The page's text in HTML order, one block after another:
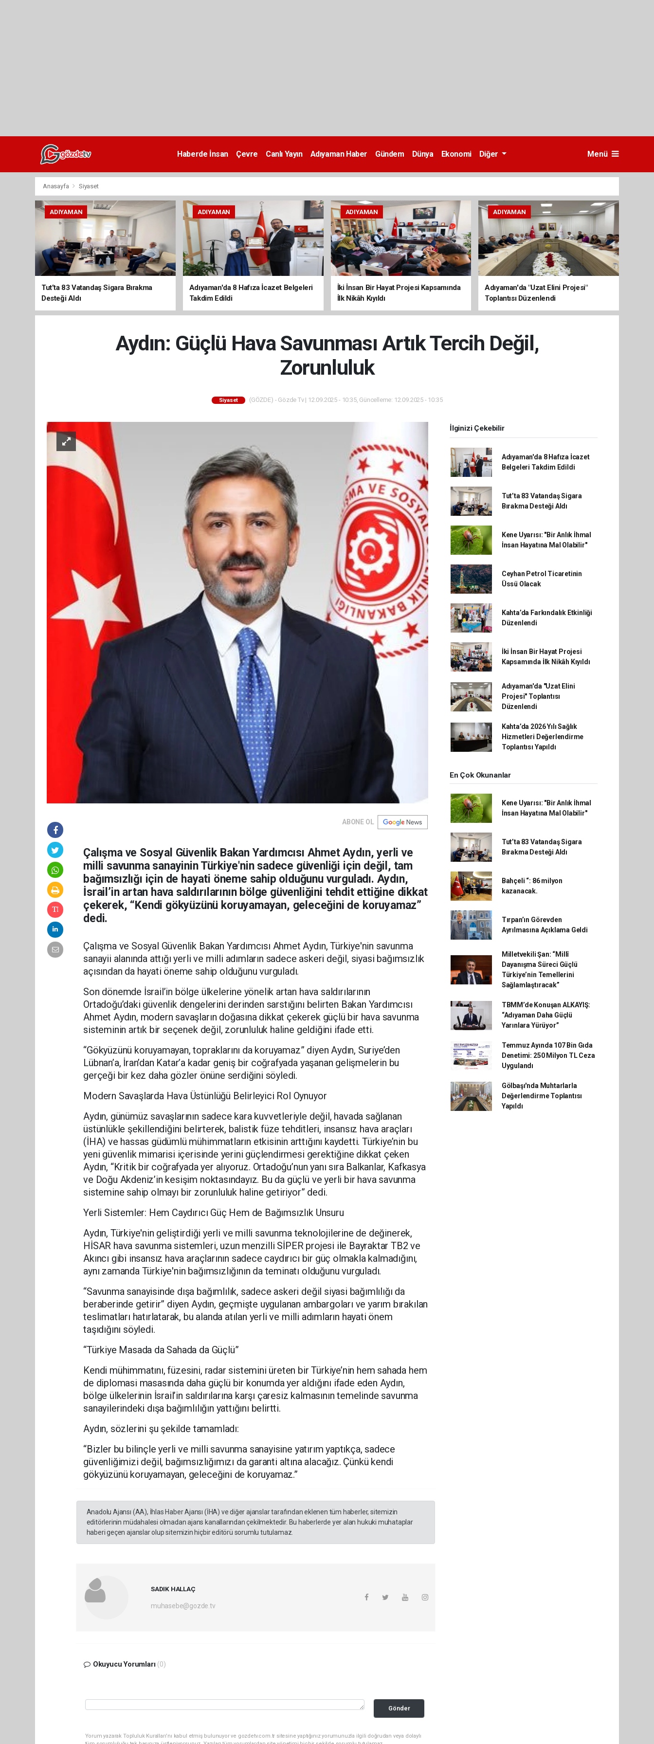
Haberde İnsan Çevre Canlı Yayın Adıyaman Haber Gündem Dünya Ekonomi Diğer Menü
Anasayfa Siyaset
ADIYAMAN
Tut’ta 83 Vatandaş Sigara Bırakma
Desteği Aldı
ADIYAMAN
Adıyaman'da 8 Hafıza İcazet Belgeleri
Takdim Edildi
ADIYAMAN
İki İnsan Bir Hayat Projesi Kapsamında
İlk Nikâh Kıyıldı
ADIYAMAN
Adıyaman'da "Uzat Elini Projesi"
Toplantısı Düzenlendi
Aydın: Güçlü Hava Savunması Artık Tercih Değil,
Zorunluluk
Siyaset (GÖZDE) - Gözde Tv | 12.09.2025 - 10:35, Güncelleme: 12.09.2025 - 10:35
ABONE OL
Çalışma ve Sosyal Güvenlik Bakan Yardımcısı Ahmet Aydın, yerli ve
milli savunma sanayinin Türkiye'nin sadece güvenliği için değil, tam
bağımsızlığı için de hayati öneme sahip olduğunu vurguladı. Aydın,
İsrail’in artan hava saldırılarının bölge güvenliğini tehdit ettiğine dikkat
çekerek, “Kendi gökyüzünü koruyamayan, geleceğini de koruyamaz”
dedi.
Çalışma ve Sosyal Güvenlik Bakan Yardımcısı Ahmet Aydın, Türkiye'nin savunma
sanayii alanında attığı yerli ve milli adımların sadece askeri değil, siyasi bağımsızlık
açısından da hayati öneme sahip olduğunu vurguladı.
Son dönemde İsrail’in bölge ülkelerine yönelik artan hava saldırılarının
Ortadoğu’daki güvenlik dengelerini derinden sarstığını belirten Bakan Yardımcısı
Ahmet Aydın, modern savaşların doğasına dikkat çekerek güçlü bir hava savunma
sisteminin artık bir seçenek değil, zorunluluk haline geldiğini ifade etti.
“Gökyüzünü koruyamayan, topraklarını da koruyamaz” diyen Aydın, Suriye’den
Lübnan’a, İran’dan Katar’a kadar geniş bir coğrafyada yaşanan gelişmelerin bu
gerçeği bir kez daha gözler önüne serdiğini söyledi.
Modern Savaşlarda Hava Üstünlüğü Belirleyici Rol Oynuyor
Aydın, günümüz savaşlarının sadece kara kuvvetleriyle değil, havada sağlanan
üstünlükle şekillendiğini belirterek, balistik füze tehditleri, insansız hava araçları
(İHA) ve hassas güdümlü mühimmatların etkisinin arttığını kaydetti. Türkiye’nin bu
yeni güvenlik mimarisi içerisinde yerini güçlendirmesi gerektiğine dikkat çeken
Aydın, “Kritik bir coğrafyada yer alıyoruz. Ortadoğu’nun yanı sıra Balkanlar, Kafkasya
ve Doğu Akdeniz’in kesişim noktasındayız. Bu da güçlü ve yerli bir hava savunma
sistemine sahip olmayı bir zorunluluk haline getiriyor” dedi.
Yerli Sistemler: Hem Caydırıcı Güç Hem de Bağımsızlık Unsuru
Aydın, Türkiye'nin geliştirdiği yerli ve milli savunma teknolojilerine de değinerek,
HİSAR hava savunma sistemleri, uzun menzilli SİPER projesi ile Bayraktar TB2 ve
Akıncı gibi insansız hava araçlarının sadece caydırıcı bir güç olmakla kalmadığını,
aynı zamanda Türkiye'nin bağımsızlığının da teminatı olduğunu vurguladı.
“Savunma sanayisinde dışa bağımlılık, sadece askeri değil siyasi bağımlılığı da
beraberinde getirir” diyen Aydın, geçmişte uygulanan ambargoları ve yarım bırakılan
teslimatları hatırlatarak, bu alanda atılan yerli ve milli adımların hayati önem
taşıdığını söyledi.
“Türkiye Masada da Sahada da Güçlü”
Kendi mühimmatını, füzesini, radar sistemini üreten bir Türkiye’nin hem sahada hem
de diplomasi masasında daha güçlü bir konumda yer aldığını ifade eden Aydın,
bölge ülkelerinin İsrail’in saldırılarına karşı çaresiz kalmasının temelinde savunma
sanayilerindeki dışa bağımlılığın yattığını belirtti.
Aydın, sözlerini şu şekilde tamamladı:
“Bizler bu bilinçle yerli ve milli savunma sanayisine yatırım yaptıkça, sadece
güvenliğimizi değil, bağımsızlığımızı da garanti altına alacağız. Çünkü kendi
gökyüzünü koruyamayan, geleceğini de koruyamaz.”
Anadolu Ajansı (AA), İhlas Haber Ajansı (İHA) ve diğer ajanslar tarafından eklenen tüm haberler, sitemizin
editörlerinin müdahalesi olmadan ajans kanallarından çekilmektedir. Bu haberlerde yer alan hukuki muhataplar
haberi geçen ajanslar olup sitemizin hiçbir editörü sorumlu tutulamaz.
SADIK HALLAÇ
muhasebe@gozde.tv
Okuyucu Yorumları (0)
Gönder
Yorum yazarak Topluluk Kuralları’nı kabul etmiş bulunuyor ve gozdetv.com.tr sitesine yaptığınız yorumunuzla ilgili doğrudan veya dolaylı
İlginizi Çekebilir
Adıyaman'da 8 Hafıza İcazet
Belgeleri Takdim Edildi
Tut’ta 83 Vatandaş Sigara
Bırakma Desteği Aldı
Kene Uyarısı: "Bir Anlık İhmal
İnsan Hayatına Mal Olabilir"
Ceyhan Petrol Ticaretinin
Üssü Olacak
Kahta’da Farkındalık Etkinliği
Düzenlendi
İki İnsan Bir Hayat Projesi
Kapsamında İlk Nikâh Kıyıldı
Adıyaman'da "Uzat Elini
Projesi" Toplantısı
Düzenlendi
Kahta’da 2026 Yılı Sağlık
Hizmetleri Değerlendirme
Toplantısı Yapıldı
En Çok Okunanlar
Kene Uyarısı: "Bir Anlık İhmal
İnsan Hayatına Mal Olabilir"
Tut’ta 83 Vatandaş Sigara
Bırakma Desteği Aldı
Bahçeli “: 86 milyon
kazanacak.
Tırpan’ın Görevden
Ayrılmasına Açıklama Geldi
Milletvekili Şan: “Millî
Dayanışma Süreci Güçlü
Türkiye’nin Temellerini
Sağlamlaştıracak”
TBMM’de Konuşan ALKAYIŞ:
“Adıyaman Daha Güçlü
Yarınlara Yürüyor”
Temmuz Ayında 107 Bin Gıda
Denetimi: 250 Milyon TL Ceza
Uygulandı
Gölbaşı'nda Muhtarlarla
Değerlendirme Toplantısı
Yapıldı